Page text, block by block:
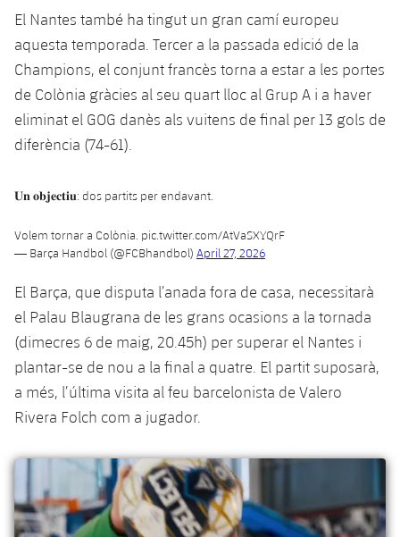
Resultats
Classificació
Jugadors
Fotos
Història
Palmarès
Resultats
Jugadors
Classificació
Barça C
Junior
Juvenil
Infantil
Aleví
PLUSICON
MÉS
Informació general
plusicon
més
Notícies
Atletisme
plusicon
més
Femení
Agenda
Jugadors
Calendari
Resultats
Classificació
plusicon
Jugadors
Resultats
Notícies
Hockey Herba Masculí
Patinatge artístic
plusicon
més
Actualitat
Plantilla
Agenda
Escola de Patinatge
Rugby
plusicon
més
Actualitat
Jugadors
Voleibol
plusicon
Notícies
Apunta't a les amateurs
plusicon
més
El Nantes també ha tingut un gran camí europeu
aquesta temporada. Tercer a la passada edició de la
Champions, el conjunt francès torna a estar a les portes
de Colònia gràcies al seu quart lloc al Grup A i a haver
eliminat el GOG danès als vuitens de final per 13 gols de
diferència (74-61).
𝐔𝐧 𝐨𝐛𝐣𝐞𝐜𝐭𝐢𝐮: dos partits per endavant.
Volem tornar a Colònia. pic.twitter.com/AtVaSXYQrF
— Barça Handbol (@FCBhandbol) April 27, 2026
El Barça, que disputa l’anada fora de casa, necessitarà
el Palau Blaugrana de les grans ocasions a la tornada
(dimecres 6 de maig, 20.45h) per superar el Nantes i
plantar-se de nou a la final a quatre. El partit suposarà,
a més, l’última visita al feu barcelonista de Valero
Rivera Folch com a jugador.